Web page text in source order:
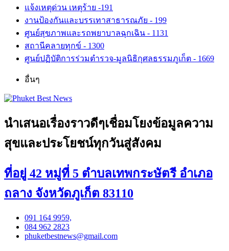
แจ้งเหตุด่วน เหตุร้าย -191
งานป้องกันและบรรเทาสาธารณภัย - 199
ศูนย์สุขภาพและรถพยาบาลฉุกเฉิน - 1131
สถานีคลายทุกข์ - 1300
ศูนย์ปฏิบัติการร่วมตำรวจ-มูลนิธิกุศลธรรมภูเก็ต - 1669
อื่นๆ
นำเสนอเรื่องราวดีๆเชื่อมโยงข้อมูลความ
สุขและประโยชน์ทุกวันสู่สังคม
ที่อยู่ 42 หมู่ที่ 5 ตำบลเทพกระษัตรี อำเภอ
ถลาง จังหวัดภูเก็ต 83110
091 164 9959,
084 962 2823
phuketbestnews@gmail.com